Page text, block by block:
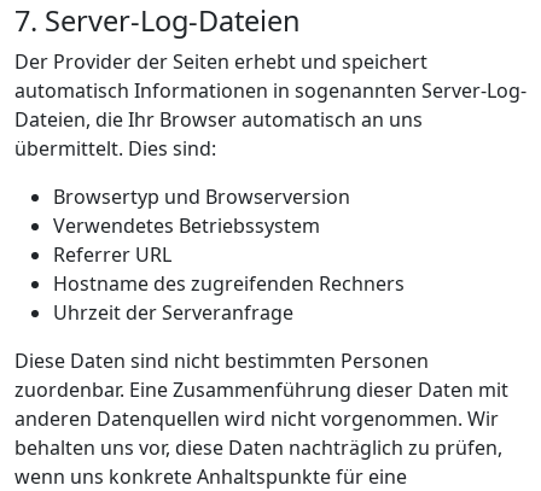
7. Server-Log-Dateien
Der Provider der Seiten erhebt und speichert
automatisch Informationen in sogenannten Server-Log-
Dateien, die Ihr Browser automatisch an uns
übermittelt. Dies sind:
Browsertyp und Browserversion
Verwendetes Betriebssystem
Referrer URL
Hostname des zugreifenden Rechners
Uhrzeit der Serveranfrage
Diese Daten sind nicht bestimmten Personen
zuordenbar. Eine Zusammenführung dieser Daten mit
anderen Datenquellen wird nicht vorgenommen. Wir
behalten uns vor, diese Daten nachträglich zu prüfen,
wenn uns konkrete Anhaltspunkte für eine